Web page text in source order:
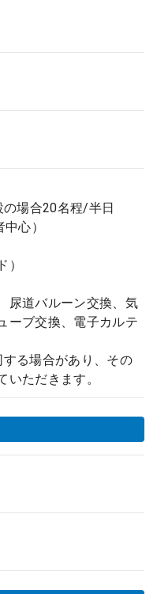
の場合20名程/半日
心）
）
尿道バルーン交換、気
ーブ交換、電子カルテ
る場合があり、その
ただきます。